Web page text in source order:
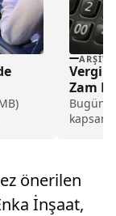
ARŞIV
Vergi
Zam
Bugün
önerilen
İnşaat,